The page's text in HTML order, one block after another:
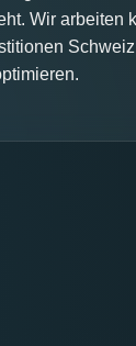
Wir arbeiten